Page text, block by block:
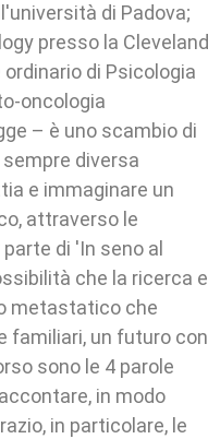
di Padova;
presso la Cleveland
di Psicologia
oncologia
– è uno scambio di
diversa
e immaginare un
attraverso le
di 'In seno al
che la ricerca e
metastatico che
familiari, un futuro con
sono le 4 parole
in modo
in particolare, le